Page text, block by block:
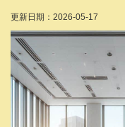
更新日期： 2026-05-17